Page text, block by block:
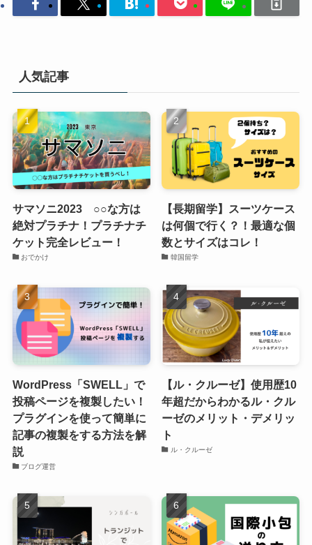
人気記事
サマソニ2023 ○○な方は
絶対プラチナ！プラチナチ
ケット完全レビュー！
おでかけ
【長期留学】スーツケース
は何個で行く？！最適な個
数とサイズはコレ！
韓国留学
WordPress「SWELL」で
投稿ページを複製したい！
プラグインを使って簡単に
記事の複製をする方法を解
説
ブログ運営
【ル・クルーゼ】使用歴10
年超だからわかるル・クル
ーゼのメリット・デメリッ
ト
ル・クルーゼ